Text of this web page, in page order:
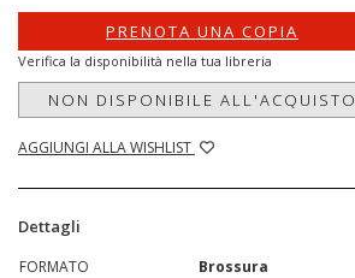
PRENOTA UNA COPIA
Verifica la disponibilità nella tua libreria
NON DISPONIBILE ALL'ACQUISTO
AGGIUNGI ALLA WISHLIST
Dettagli
FORMATO
Brossura